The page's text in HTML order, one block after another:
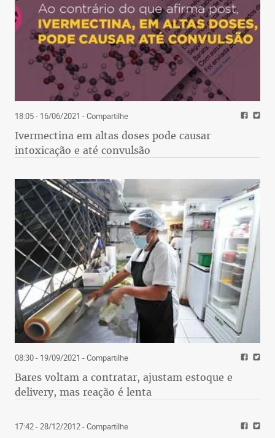
18:05 - 16/06/2021 - Compartilhe
Ivermectina em altas doses pode causar
intoxicação e até convulsão
08:30 - 19/09/2021 - Compartilhe
Bares voltam a contratar, ajustam estoque e
delivery, mas reação é lenta
17:42 - 28/12/2012- Compartilhe